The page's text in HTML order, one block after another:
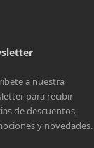
a nuestra
para recibir
de descuentos,
y novedades.